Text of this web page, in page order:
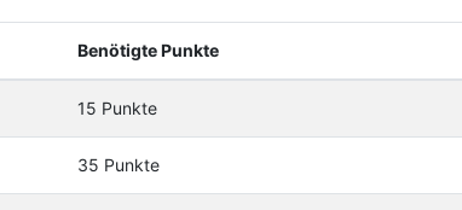
Benötigte Punkte
15 Punkte
35 Punkte